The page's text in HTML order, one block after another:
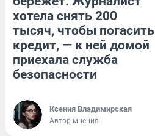
хотела снять 200
тысяч, чтобы погасить
кредит, — к ней домой
приехала служба
безопасности
Ксения Владимирская
Автор мнения